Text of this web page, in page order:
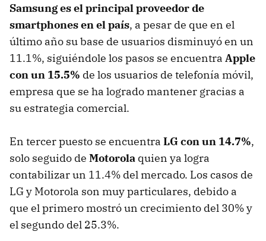
Samsung es el principal proveedor de
smartphones en el país, a pesar de que en el
último año su base de usuarios disminuyó en un
11.1%, siguiéndole los pasos se encuentra Apple
con un 15.5% de los usuarios de telefonía móvil,
empresa que se ha logrado mantener gracias a
su estrategia comercial.
En tercer puesto se encuentra LG con un 14.7%,
solo seguido de Motorola quien ya logra
contabilizar un 11.4% del mercado. Los casos de
LG y Motorola son muy particulares, debido a
que el primero mostró un crecimiento del 30% y
el segundo del 25.3%.